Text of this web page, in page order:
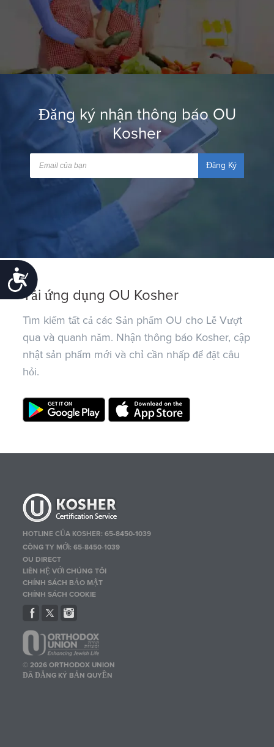
Accessibility
Đăng ký nhận thông báo OU
Kosher
Đăng Ký
Tải ứng dụng OU Kosher
Tìm kiếm tất cả các Sản phẩm OU cho Lễ Vượt
qua và quanh năm. Nhận thông báo Kosher, cập
nhật sản phẩm mới và chỉ cần nhấp để đặt câu
hỏi.
HOTLINE CỦA KOSHER: 65-8450-1039
CÔNG TY MỚI: 65-8450-1039
OU DIRECT
LIÊN HỆ VỚI CHÚNG TÔI
CHÍNH SÁCH BẢO MẬT
CHÍNH SÁCH COOKIE
© 2026 ORTHODOX UNION
ĐÃ ĐĂNG KÝ BẢN QUYỀN